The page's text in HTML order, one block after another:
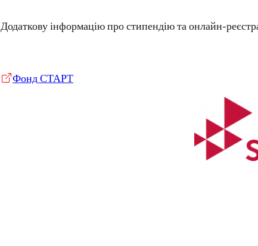
Додаткову інформацію про стипендію та онлайн-
Фонд СТАРТ